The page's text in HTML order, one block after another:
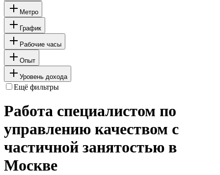
Метро
График
Рабочие часы
Опыт
Уровень дохода
Ещё фильтры
Работа специалистом по
управлению качеством с
частичной занятостью в
Москве